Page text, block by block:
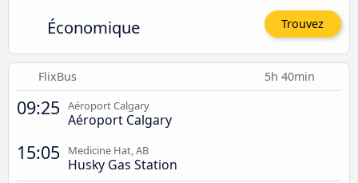
Économique Trouvez
FlixBus 5h 40min
09:25 Aéroport Calgary
Aéroport Calgary
15:05 Medicine Hat, AB
Husky Gas Station